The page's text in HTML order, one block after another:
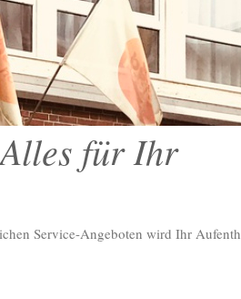
für Ihr
Service-Angeboten wird Ihr